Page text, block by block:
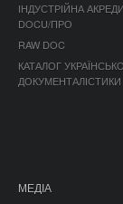
ІНДУСТРІЙНА
DOCU/ПРО
RAW DOC
КАТАЛОГ
ДОКУМЕНТАЛІСТИКИ
МЕДІА